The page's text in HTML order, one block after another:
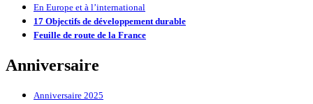
En Europe et à l’international
17 Objectifs de développement durable
Feuille de route de la France
Anniversaire
Anniversaire 2025